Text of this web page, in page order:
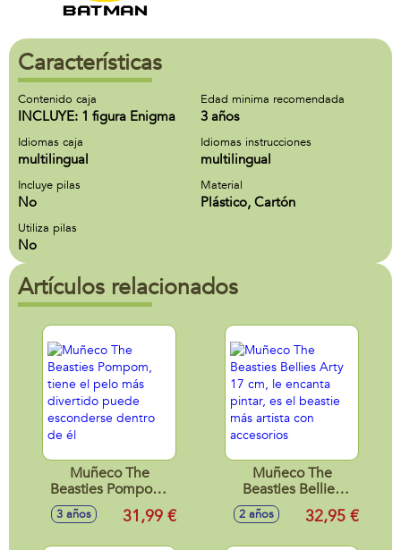
Características
Contenido caja
INCLUYE: 1 figura Enigma
Edad minima recomendada
3 años
Idiomas caja
multilingual
Idiomas instrucciones
multilingual
Incluye pilas
No
Material
Plástico, Cartón
Utiliza pilas
No
Artículos relacionados
Muñeco The
Beasties Pompom,
tiene el pelo más
divertido puede
3 años 31,99 €
Muñeco The
Beasties Bellies
Arty 17 cm, le
encanta pintar, es
2 años 32,95 €